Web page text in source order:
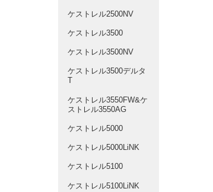
ケストレル2500NV
ケストレル3500
ケストレル3500NV
ケストレル3500デルタ
T
ケストレル3550FW&ケ
ストレル3550AG
ケストレル5000
ケストレル5000LiNK
ケストレル5100
ケストレル5100LiNK